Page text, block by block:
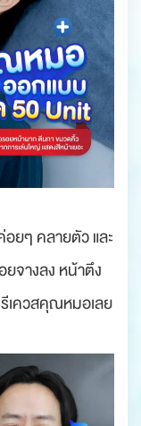
ยๆ คลายตัว และ
จางลง หน้าตึง
เควสคุณหมอเลย